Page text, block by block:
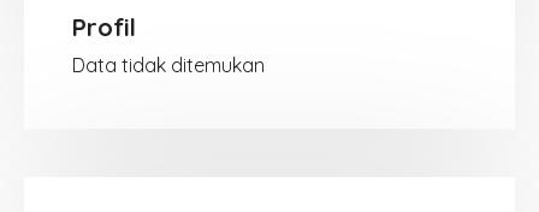
Profil
Data tidak ditemukan